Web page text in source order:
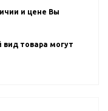
и цене Вы
вид товара могут